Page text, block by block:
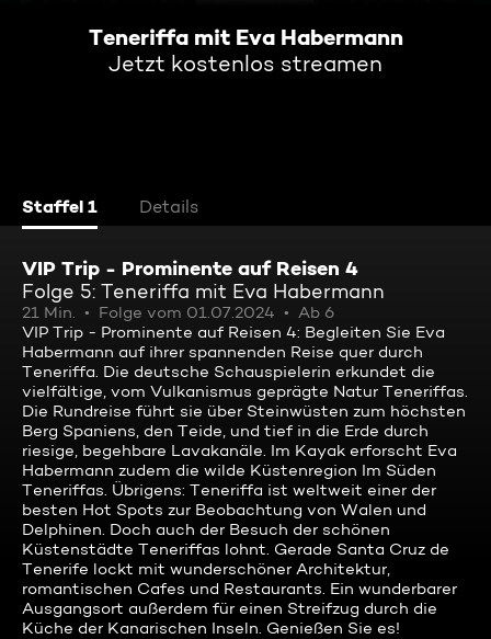
Teneriffa mit Eva Habermann
Jetzt kostenlos streamen
Staffel 1 Details
VIP Trip - Prominente auf Reisen 4
Folge 5: Teneriffa mit Eva Habermann
21 Min. Folge vom 01.07.2024
Ab 6
VIP Trip - Prominente auf Reisen 4: Begleiten Sie Eva
Habermann auf ihrer spannenden Reise quer durch
Teneriffa. Die deutsche Schauspielerin erkundet die
vielfältige, vom Vulkanismus geprägte Natur Teneriffas.
Die Rundreise führt sie über Steinwüsten zum höchsten
Berg Spaniens, den Teide, und tief in die Erde durch
riesige, begehbare Lavakanäle. Im Kayak erforscht Eva
Habermann zudem die wilde Küstenregion Im Süden
Teneriffas. Übrigens: Teneriffa ist weltweit einer der
besten Hot Spots zur Beobachtung von Walen und
Delphinen. Doch auch der Besuch der schönen
Küstenstädte Teneriffas lohnt. Gerade Santa Cruz de
Tenerife lockt mit wunderschöner Architektur,
romantischen Cafes und Restaurants. Ein wunderbarer
Ausgangsort außerdem für einen Streifzug durch die
Küche der Kanarischen Inseln. Genießen Sie es!